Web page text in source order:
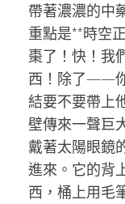
帶著濃濃的中
重點是**時空
棗了！快！我
西！除了——
結要不要帶上
壁傳來一聲巨
戴著太陽眼鏡
進來。它的背
西，桶上用毛